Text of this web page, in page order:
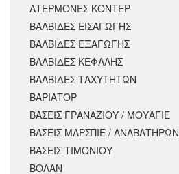
ΑΤΕΡΜΟΝΕΣ ΚΟΝΤΕΡ
ΒΑΛΒΙΔΕΣ ΕΙΣΑΓΩΓΗΣ
ΒΑΛΒΙΔΕΣ ΕΞΑΓΩΓΗΣ
ΒΑΛΒΙΔΕΣ ΚΕΦΑΛΗΣ
ΒΑΛΒΙΔΕΣ ΤΑΧΥΤΗΤΩΝ
ΒΑΡΙΑΤΟΡ
ΒΑΣΕΙΣ ΓΡΑΝΑΖΙΟΥ / ΜΟΥΑΓΙΕ
ΒΑΣΕΙΣ ΜΑΡΣΠΙΕ / ΑΝΑΒΑΤΗΡΩΝ
ΒΑΣΕΙΣ ΤΙΜΟΝΙΟΥ
ΒΟΛΑΝ